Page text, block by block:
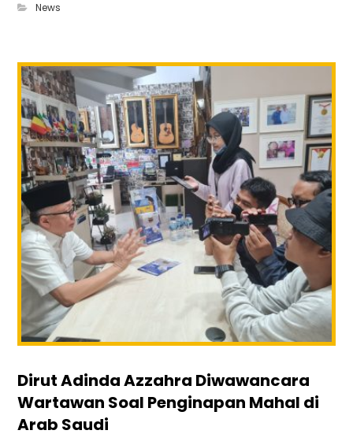
News
Dirut Adinda Azzahra Diwawancara
Wartawan Soal Penginapan Mahal di
Arab Saudi